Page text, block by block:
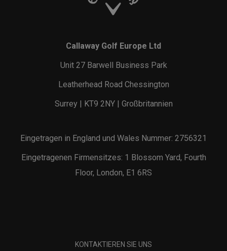
Callaway Golf Europe Ltd
Unit 27 Barwell Business Park
Leatherhead Road Chessington
Surrey | KT9 2NY | Großbritannien
Eingetragen in England und Wales Nummer: 2756321
Eingetragenen Firmensitzes: 1 Blossom Yard, Fourth
Floor, London, E1 6RS
KONTAKTIEREN SIE UNS